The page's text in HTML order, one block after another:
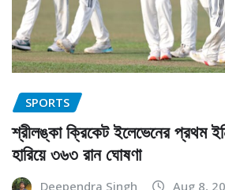
SPORTS
শ্রীলঙ্কা ক্রিকেট ইলেভেনের প্রথম
হারিয়ে ৩৬৩ রান ঘোষণা
Deependra Singh Aug 8,